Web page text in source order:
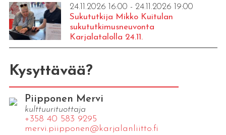
24.11.2026 16:00 - 24.11.2026 19:00
Sukututkija Mikko Kuitulan
sukututkimusneuvonta
Karjalatalolla 24.11.
Kysyttävää?
Piipponen Mervi
kulttuurituottaja
+358 40 583 9295
mervi.​piipponen@​kar​jala​nlii​tto.​fi